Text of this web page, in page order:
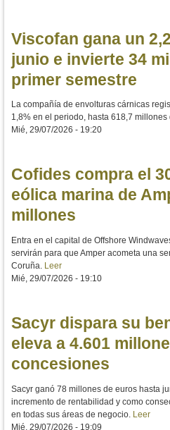
Viscofan gana un
junio e invierte 34
primer semestre
La compañía de envolturas cárnicas
1,8% en el periodo, hasta 618,7 millones
Mié, 29/07/2026 - 19:20
Cofides compra el
eólica marina de
millones
Entra en el capital de Offshore
servirán para que Amper acometa una
Coruña. Leer
Mié, 29/07/2026 - 19:10
Sacyr dispara su
eleva a 4.601
concesiones
Sacyr ganó 78 millones de euros hasta
incremento de rentabilidad y como
en todas sus áreas de negocio. Leer
Mié, 29/07/2026 - 19:09